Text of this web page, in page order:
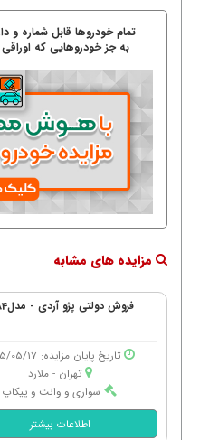
تمام خودروها قابل شماره و
به جز خودروهایی که
مزایده های مشابه
فروش دولتی پژو آردی - مدل1384
تاریخ پایان مزایده: 1405/05/17
تهران - ملارد
سواری و وانت و پیکاپ
اطلاعات بیشتر